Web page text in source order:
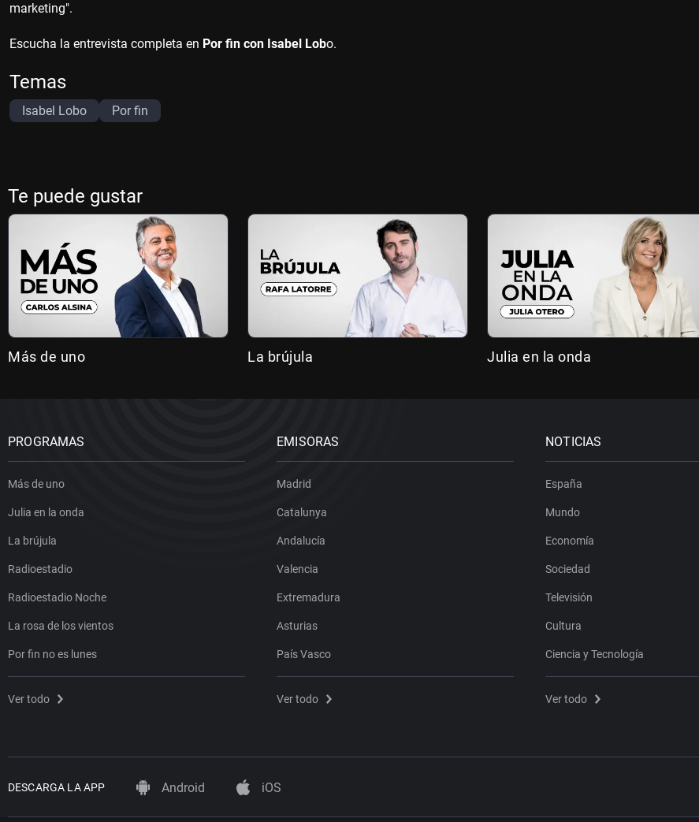
marketing".
Escucha la entrevista completa en Por fin con Isabel Lobo.
Temas
Isabel Lobo Por fin
Te puede gustar
Más de uno La brújula Julia en la onda
PROGRAMAS
Más de uno
Julia en la onda
La brújula
Radioestadio
Radioestadio Noche
La rosa de los vientos
Por fin no es lunes
Ver todo
EMISORAS
Madrid
Catalunya
Andalucía
Valencia
Extremadura
Asturias
País Vasco
Ver todo
NOTICIAS
España
Mundo
Economía
Sociedad
Televisión
Cultura
Ciencia y Tecnología
Ver todo
DESCARGA LA APP Android iOS